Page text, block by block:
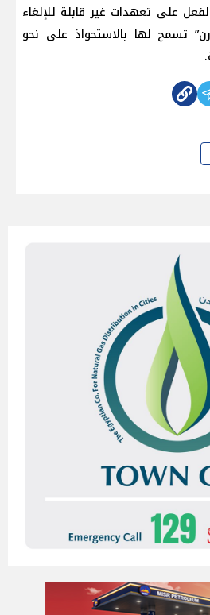
على تعهدات غير قابلة للإلغاء
تسمح لها بالاستحواذ على نحو